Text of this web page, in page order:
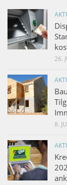
26.
8.